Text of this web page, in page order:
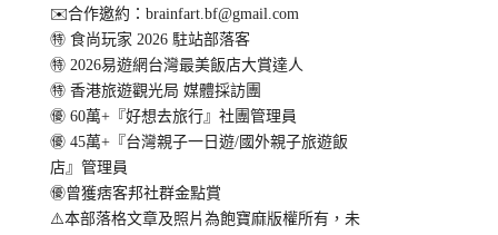
✉️合作邀約：brainfart.bf@gmail.com
㊕ 食尚玩家 2026 駐站部落客
㊕ 2026易遊網台灣最美飯店大賞達人
㊕ 香港旅遊觀光局 媒體採訪團
㊝ 60萬+『好想去旅行』社團管理員
㊝ 45萬+『台灣親子一日遊/國外親子旅遊飯
店』管理員
㊝曾獲痞客邦社群金點賞
⚠️本部落格文章及照片為飽寶麻版權所有，未